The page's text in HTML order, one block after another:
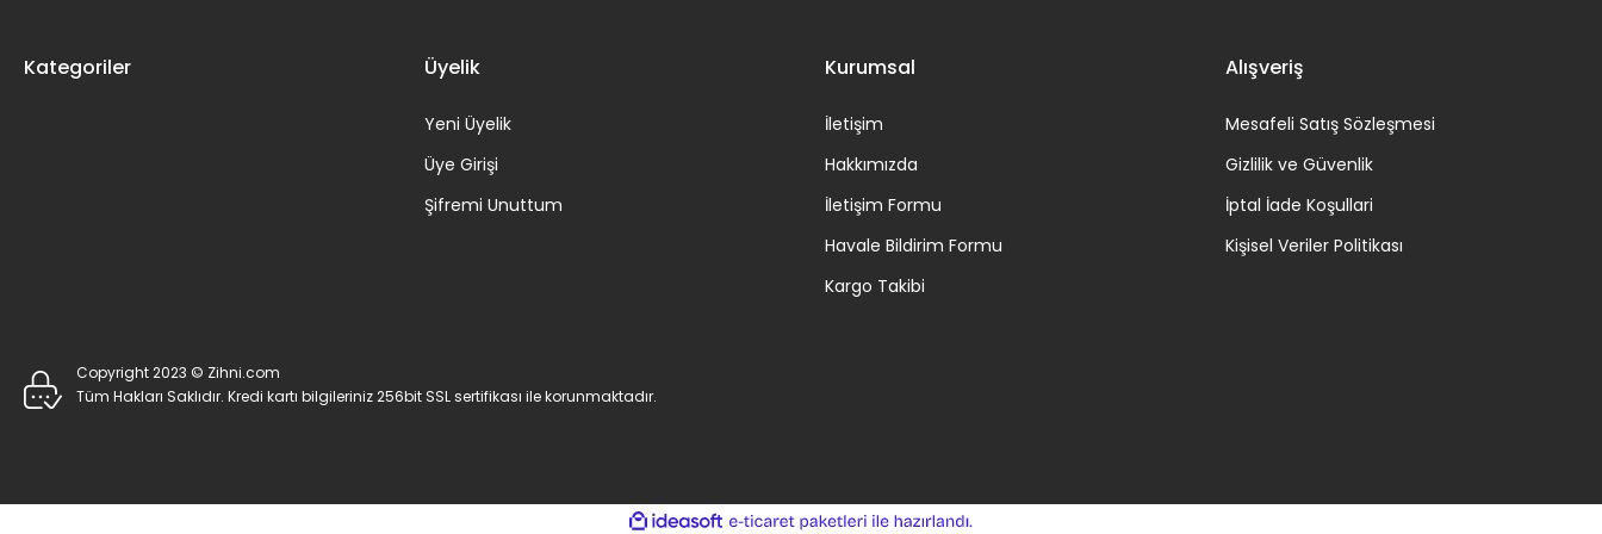
Kategoriler Üyelik
Yeni Üyelik
Üye Girişi
Şifremi Unuttum
Kurumsal
İletişim
Hakkımızda
İletişim Formu
Havale Bildirim Formu
Kargo Takibi
Alışveriş
Mesafeli Satış Sözleşmesi
Gizlilik ve Güvenlik
İptal İade Koşullari
Kişisel Veriler Politikası
Copyright 2023 © Zihni.com
Tüm Hakları Saklıdır. Kredi kartı bilgileriniz 256bit SSL sertifikası ile korunmaktadır.
ideasoft e-